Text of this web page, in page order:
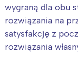
wygraną dla obu
rozwiązania na
satysfakcję z
rozwiązania